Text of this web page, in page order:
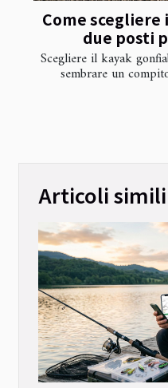
Come scegliere
due posti
Scegliere il kayak
sembrare un
Articoli simili